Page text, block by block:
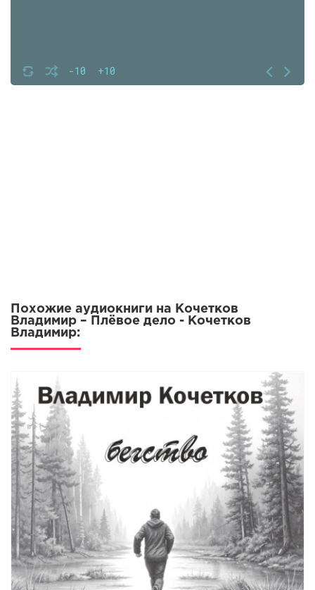
-10 +10
Похожие аудиокниги на Кочетков
Владимир – Плёвое дело - Кочетков
Владимир: